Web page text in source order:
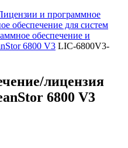
и программное
обеспечение для систем
обеспечение и
6800 V3 LIC-6800V3-
лицензия
6800 V3